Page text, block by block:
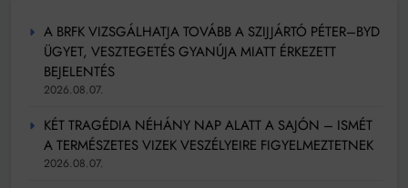
A BRFK VIZSGÁLHATJA TOVÁBB A SZIJJÁRTÓ PÉTER–BYD
ÜGYET, VESZTEGETÉS GYANÚJA MIATT ÉRKEZETT
BEJELENTÉS
2026.08.07.
KÉT TRAGÉDIA NÉHÁNY NAP ALATT A SAJÓN – ISMÉT
A TERMÉSZETES VIZEK VESZÉLYEIRE FIGYELMEZTETNEK
2026.08.07.